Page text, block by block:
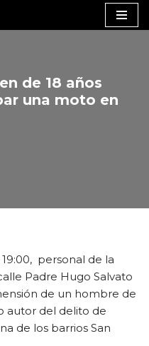
de 18 años
una moto en
personal de la
Padre Hugo Salvato
de un hombre de
autor del delito de
de los barrios San